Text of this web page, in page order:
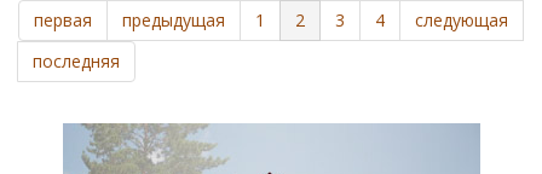
первая предыдущая 1 2 3 4
следующая
последняя